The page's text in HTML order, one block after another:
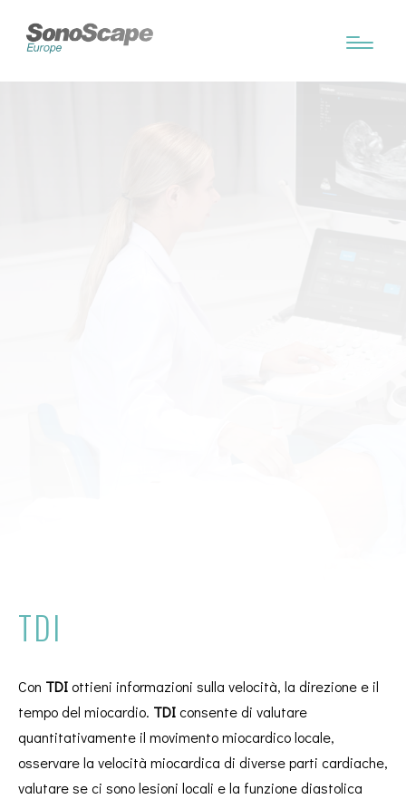
TDI
Con TDI ottieni informazioni sulla velocità, la direzione e il
tempo del miocardio. TDI consente di valutare
quantitativamente il movimento miocardico locale,
osservare la velocità miocardica di diverse parti cardiache,
valutare se ci sono lesioni locali e la funzione diastolica